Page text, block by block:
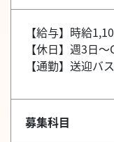
【給与】時給
【休日】週3日
【通勤】送迎バ
募集科目